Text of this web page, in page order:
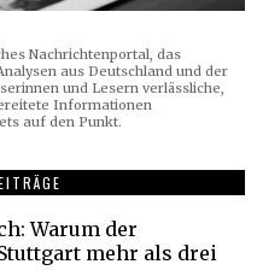
Nachrichtenportal, das
aus Deutschland und der
und Lesern verlässliche,
Informationen
auf den Punkt.
Warum der
mehr als drei